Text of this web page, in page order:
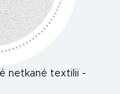
netkané textilii -